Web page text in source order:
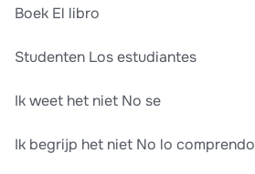
Boek El libro
Studenten Los estudiantes
Ik weet het niet No se
Ik begrijp het niet No lo comprendo